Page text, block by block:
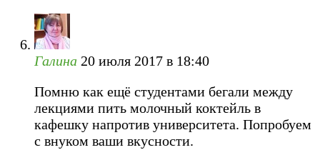
Галина 20 июля 2017 в 18:40
Помню как ещё студентами бегали между
лекциями пить молочный коктейль в
кафешку напротив университета. Попробуем
с внуком ваши вкусности.